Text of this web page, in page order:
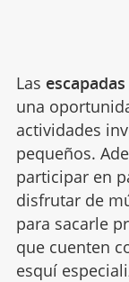
Las
una
actividades
pequeños.
participar en
disfrutar de
para sacarle
que cuenten
esquí